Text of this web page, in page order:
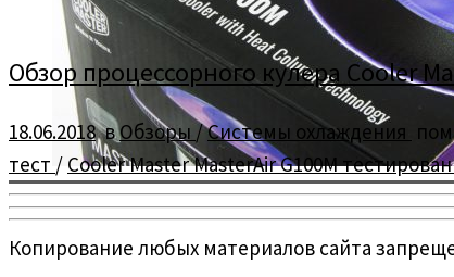
Обзор процессорного кулера Cooler
18.06.2018вОбзоры /Системы охлаждения
тест / Cooler Master MasterAir G100M
Копирование любых материалов сайта